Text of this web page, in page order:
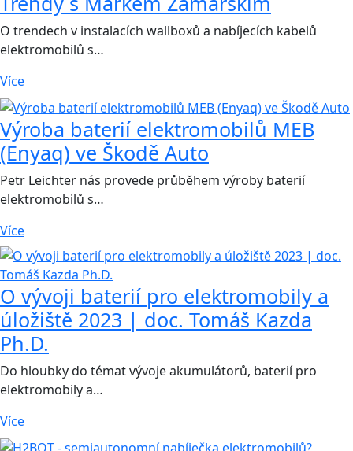
O trendech v instalacích wallboxů a nabíjecích kabelů
elektromobilů s…
Více
Výroba baterií elektromobilů MEB
(Enyaq) ve Škodě Auto
Petr Leichter nás provede průběhem výroby baterií
elektromobilů s…
Více
O vývoji baterií pro elektromobily a
úložiště 2023 | doc. Tomáš Kazda
Ph.D.
Do hloubky do témat vývoje akumulátorů, baterií pro
elektromobily a…
Více